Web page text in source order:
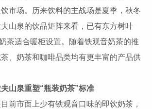
市场。历来饮料的主战场是夏季，秋冬
山泉的饮品矩阵来看，已有东方树叶
茶适合暖柜设置。随着铁观音奶茶的推
、奶茶和咖啡品类均有更丰富的产品供
山泉重塑“瓶装奶茶”标准
前市面上少有铁观音口味的即饮奶茶，